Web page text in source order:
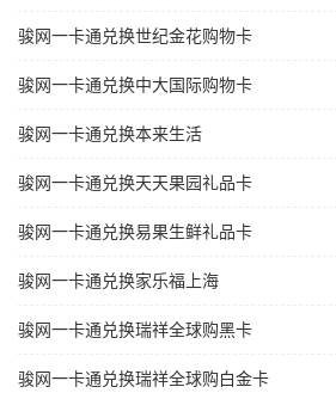
骏网一卡通兑换世纪金花购物卡
骏网一卡通兑换中大国际购物卡
骏网一卡通兑换本来生活
骏网一卡通兑换天天果园礼品卡
骏网一卡通兑换易果生鲜礼品卡
骏网一卡通兑换家乐福上海
骏网一卡通兑换瑞祥全球购黑卡
骏网一卡通兑换瑞祥全球购白金卡